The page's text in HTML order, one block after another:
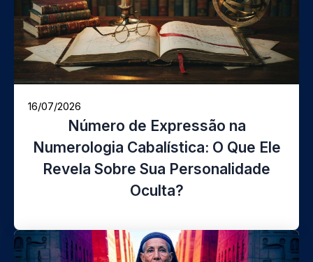
16/07/2026
Número de Expressão na
Numerologia Cabalística: O Que Ele
Revela Sobre Sua Personalidade
Oculta?